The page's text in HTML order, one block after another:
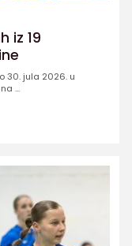
iz 19
30. jula 2026. u
...